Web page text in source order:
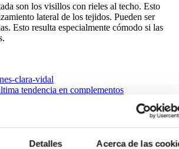
Detalles Acerca de las
son los visillos con rieles al techo. Esto
lateral de los tejidos. Pueden ser
Esto resulta especialmente cómodo si las
tendencia en complementos
más fácil y económico para dar
a una estancia. Podemos conseguir un aire
dormitorio o salón con un cambio de los